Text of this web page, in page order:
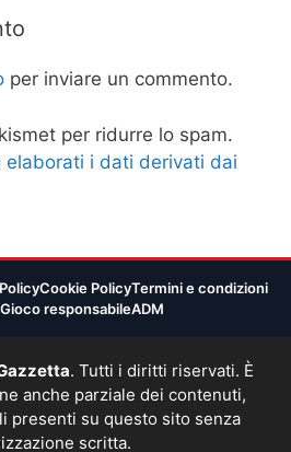
per inviare un commento.
per ridurre lo spam.
elaborati i dati derivati dai
Cookie PolicyTermini e condizioni
Gioco responsabileADM
. Tutti i diritti riservati. È
anche parziale dei contenuti,
presenti su questo sito senza
scritta.